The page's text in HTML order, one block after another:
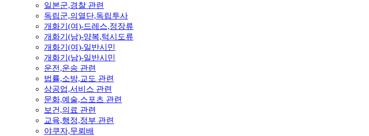
일본군,경찰 관련
독립군,의열단,독립투사
개화기(여)-드레스,정장류
개화기(남)-양복,턱시도류
개화기(여)-일반시민
개화기(남)-일반시민
운전,운송 관련
법률,소방,교도 관련
상공업,서비스 관련
문화,예술,스포츠 관련
보건,의료 관련
교육,행정,정부 관련
야쿠자,무뢰배